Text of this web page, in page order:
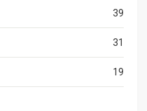
39
31
19